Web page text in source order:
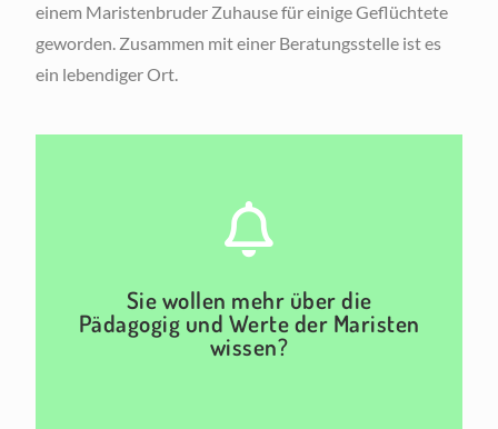
einem Maristenbruder Zuhause für einige Geflüchtete
geworden. Zusammen mit einer Beratungsstelle ist es
ein lebendiger Ort.
Sie wollen mehr über die
Pädagogig und Werte der Maristen
wissen?
Hier klicken